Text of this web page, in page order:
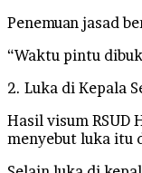
Penemuan jasad
“Waktu pintu
2. Luka di Kepala
Hasil visum RSUD
menyebut luka itu